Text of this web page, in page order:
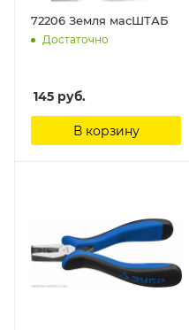
72206 Земля масШТАБ
Достаточно
145 руб.
В корзину